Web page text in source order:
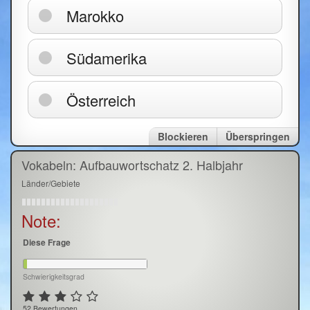
Marokko
Südamerika
Österreich
Überspringen
Blockieren
Vokabeln: Aufbauwortschatz 2. Halbjahr
Länder/Gebiete
Note:
Diese Frage
Schwierigkeitsgrad